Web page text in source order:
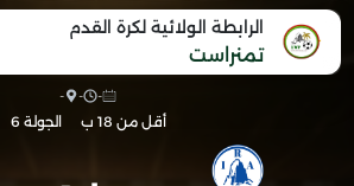
الرابطة الولائية لكرة القدم
تمنراست
-
-
-
أقل من 18 ب
الجولة 6